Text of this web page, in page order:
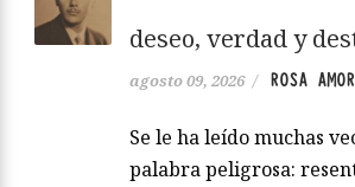
deseo, verdad y
agosto 09, 2026 / ROSA
Se le ha leído muchas
palabra peligrosa: